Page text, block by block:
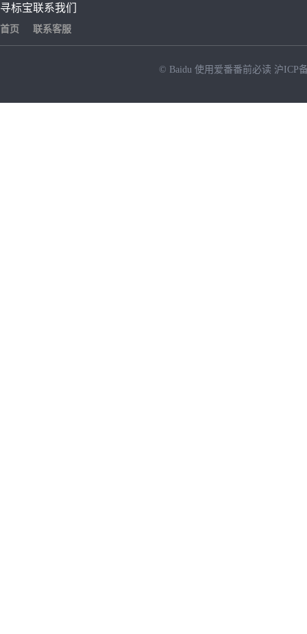
寻标宝
首页
联系我们
联系客服
© Baidu 使用爱番番前必读 沪ICP